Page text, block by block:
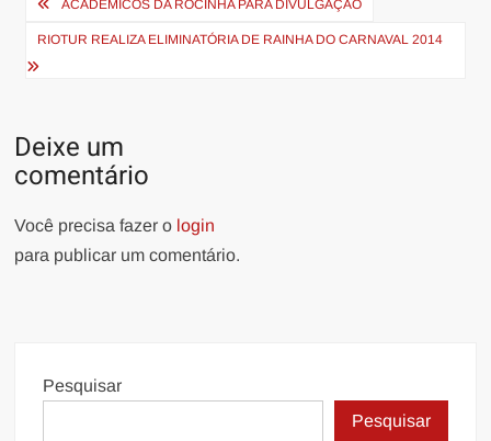
de
Post
ACADÊMICOS DA ROCINHA PARA DIVULGAÇÃO
RIOTUR REALIZA ELIMINATÓRIA DE RAINHA DO CARNAVAL 2014
Deixe um
comentário
Você precisa fazer o login
para publicar um comentário.
Pesquisar
Pesquisar